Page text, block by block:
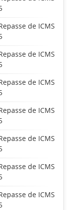
de ICMS
de ICMS
de ICMS
de ICMS
de ICMS
de ICMS
de ICMS